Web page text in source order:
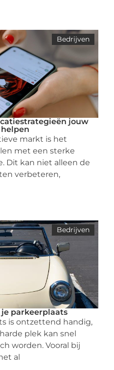
Bedrijven
jouw
markt is het
met een sterke
Dit kan niet alleen de
verbeteren,
Bedrijven
je parkeerplaats
is ontzettend handig,
plek kan snel
worden. Vooral bij
al